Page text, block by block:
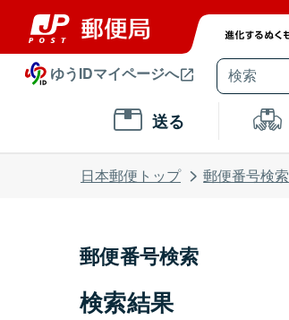
ゆうIDマイページへ
送る
日本郵便トップ 郵便番号検索
郵便番号検索
検索結果